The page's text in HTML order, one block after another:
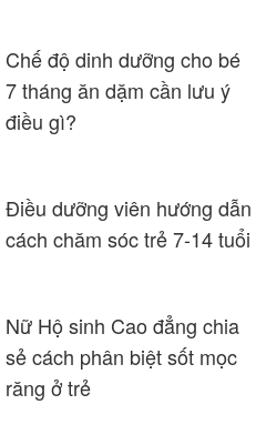
Chế độ dinh dưỡng cho bé
7 tháng ăn dặm cần lưu ý
điều gì?
Điều dưỡng viên hướng dẫn
cách chăm sóc trẻ 7-14 tuổi
Nữ Hộ sinh Cao đẳng chia
sẻ cách phân biệt sốt mọc
răng ở trẻ